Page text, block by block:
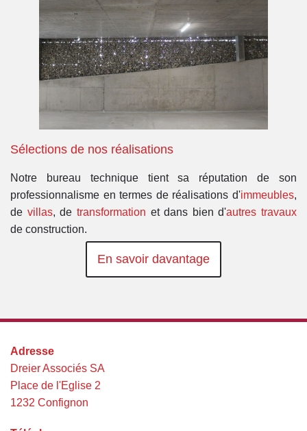
Sélections de nos réalisations
Notre bureau technique tient sa réputation de son
professionnalisme en termes de réalisations d'immeubles,
de villas, de transformation et dans bien d'autres travaux
de construction.
En savoir davantage
Adresse
Dreier Associés SA
Place de l'Eglise 2
1232 Confignon